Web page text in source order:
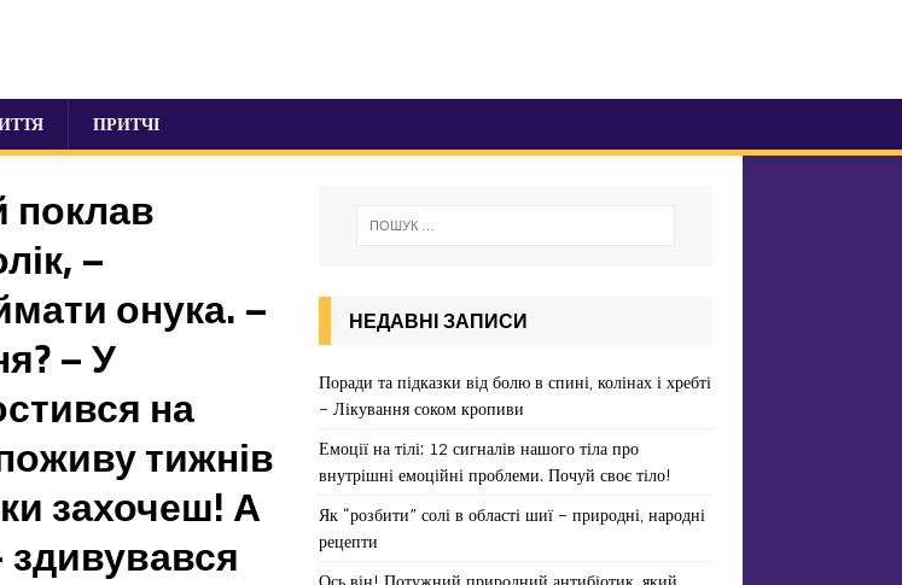
ПРИТЧІ
поклав
–
онука. –
– У
на
тижнів
захочеш! А
здивувався
НЕДАВНІ ЗАПИСИ
Поради та підказки від болю в спині, колінах і хребті
– Лікування соком кропиви
Емоції на тілі: 12 сигналів нашого тіла про
внутрішні емоційні проблеми. Почуй своє тіло!
Як “розбити” солі в області шиї – природні, народні
рецепти